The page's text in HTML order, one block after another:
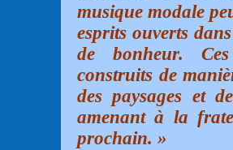
musique modale
esprits ouverts
de bonheur.
construits de
des paysages et
amenant à la
prochain. »